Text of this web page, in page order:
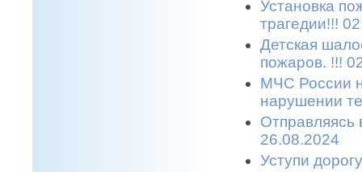
Установка
трагедии!!!
Детская
пожаров. !!!
МЧС России
нарушении
Отправляясь
26.08.2024
Уступи